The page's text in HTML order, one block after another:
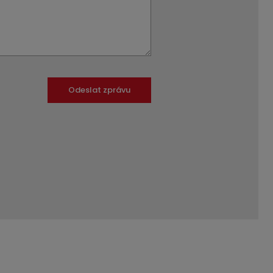
Odeslat zprávu